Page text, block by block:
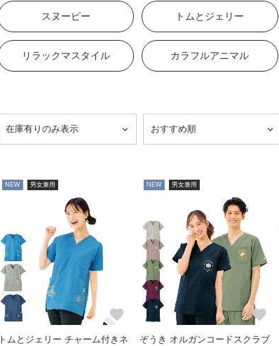
スヌーピー トムとジェリー
リラックマスタイル カラフルアニマル
NEW 男女兼用
favorite
トムとジェリー チャーム付きネ
NEW 男女兼用
favorite
ぞうき オルガンコードスクラブ